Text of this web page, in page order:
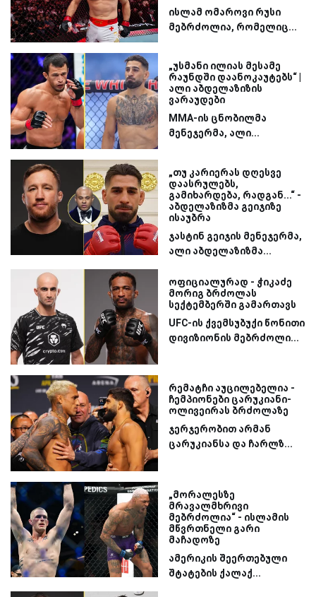
ისლამ ომაროვი რუსი
მებრძოლია, რომელიც...
„უსმანი ილიას მესამე
რაუნდში დაანოკაუტებს“ |
ალი აბდელაზიზის
ვარაუდები
MMA-ის ცნობილმა
მენეჯერმა, ალი...
„თუ კარიერას დღესვე
დაასრულებს,
გამიხარდება, რადგან...“ -
აბდელაზიზმა გეიჯიზე
ისაუბრა
ჯასტინ გეიჯის მენეჯერმა,
ალი აბდელაზიზმა...
ოფიციალურად - ჭიკაძე
მორიგ ბრძოლას
სექტემბერში გამართავს
UFC-ის ქვემსუბუქი წონითი
დივიზიონის მებრძოლი...
რემატჩი აუცილებელია -
ჩემპიონები ცარუკიანი-
ოლივეირას ბრძოლაზე
ჯერჯერობით არმან
ცარუკიანსა და ჩარლზ...
„მორალესზე
მრავალმხრივი
მებრძოლია“ - ისლამის
მწვრთნელი გარი
მაჩადოზე
ამერიკის შეერთებული
შტატების ქალაქ...